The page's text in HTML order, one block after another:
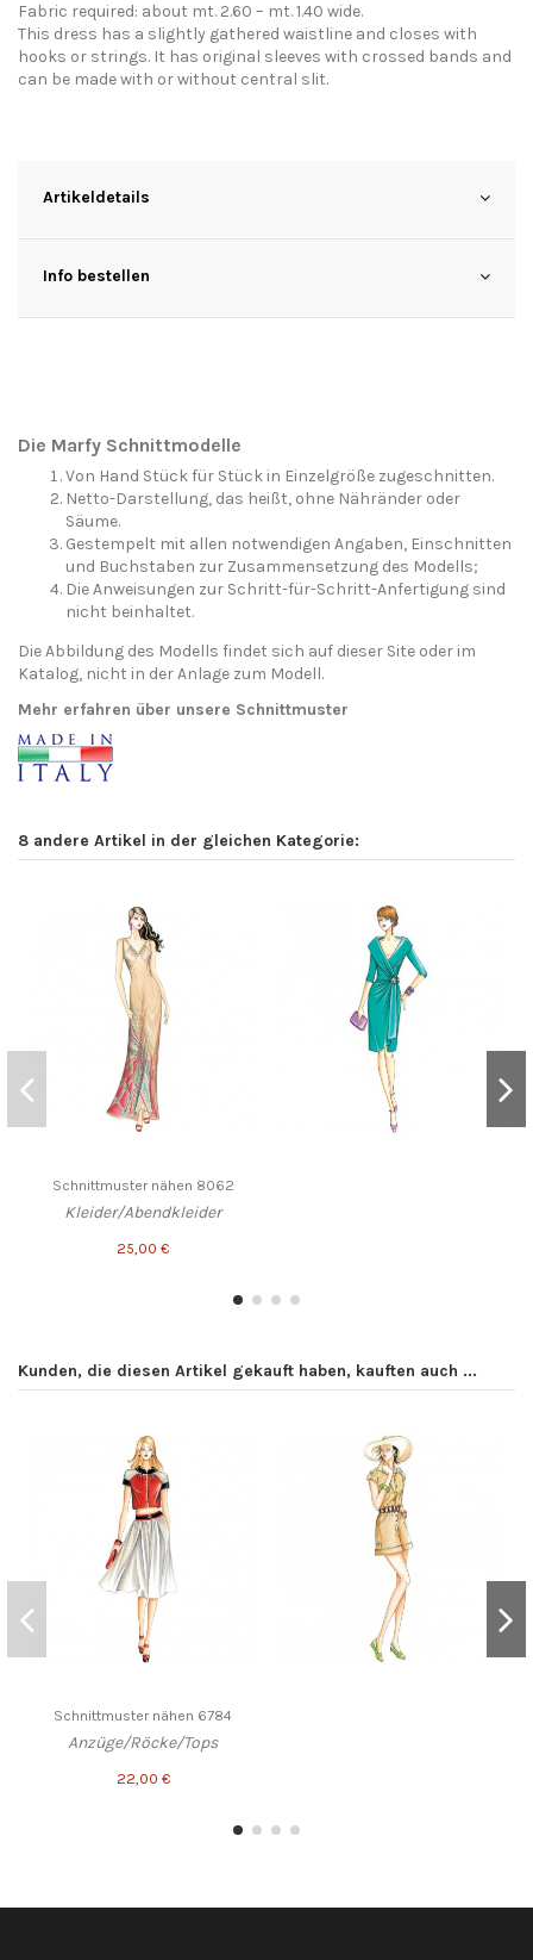
Fabric required: about mt. 2.60 – mt. 1.40 wide.
This dress has a slightly gathered waistline and closes with
hooks or strings. It has original sleeves with crossed bands and
can be made with or without central slit.
Artikeldetails
Info bestellen
Die Marfy Schnittmodelle
Von Hand Stück für Stück in Einzelgröße zugeschnitten.
Netto-Darstellung, das heißt, ohne Nähränder oder
Säume.
Gestempelt mit allen notwendigen Angaben, Einschnitten
und Buchstaben zur Zusammensetzung des Modells;
Die Anweisungen zur Schritt-für-Schritt-Anfertigung sind
nicht beinhaltet.
Die Abbildung des Modells findet sich auf dieser Site oder im
Katalog, nicht in der Anlage zum Modell.
Mehr erfahren über unsere Schnittmuster
8 andere Artikel in der gleichen Kategorie:
Schnittmuster nähen 8062
Kleider/Abendkleider
25,00 €
Kunden, die diesen Artikel gekauft haben, kauften auch ...
Schnittmuster nähen 6784
Anzüge/Röcke/Tops
22,00 €